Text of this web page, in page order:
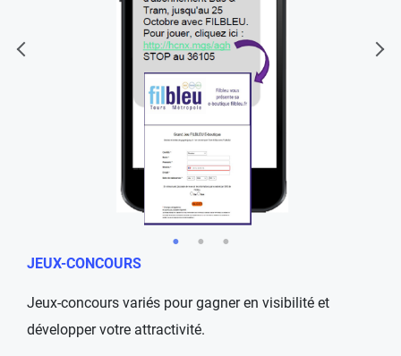
JEUX-CONCOURS
Jeux-concours variés pour gagner en visibilité et
développer votre attractivité.